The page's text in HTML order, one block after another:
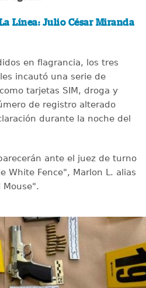
Línea: Julio César Miranda
en flagrancia, los tres
incautó una serie de
tarjetas SIM, droga y
de registro alterado
durante la noche del
ante el juez de turno
White Fence", Marlon L. alias
Mouse".